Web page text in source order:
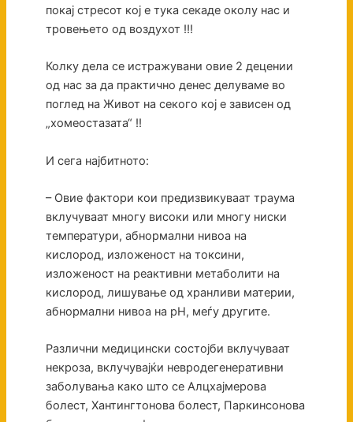
покај стресот кој е тука секаде околу нас и
тровењето од воздухот !!!
Колку дела се истражувани овие 2 децении
од нас за да практично денес делуваме во
поглед на Живот на секого кој е зависен од
„хомеостазата“ !!
И сега најбитното:
– Овие фактори кои предизвикуваат траума
вклучуваат многу високи или многу ниски
температури, абнормални нивоа на
кислород, изложеност на токсини,
изложеност на реактивни метаболити на
кислород, лишување од хранливи материи,
абнормални нивоа на pH, меѓу другите.
Различни медицински состојби вклучуваат
некроза, вклучувајќи невродегенеративни
заболувања како што се Алцхајмерова
болест, Хантингтонова болест, Паркинсонова